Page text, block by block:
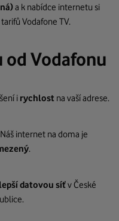
a k nabídce internetu si
Vodafone TV.
Vodafonu
i rychlost na vaší adrese.
internet na doma je
.
datovou síťv České